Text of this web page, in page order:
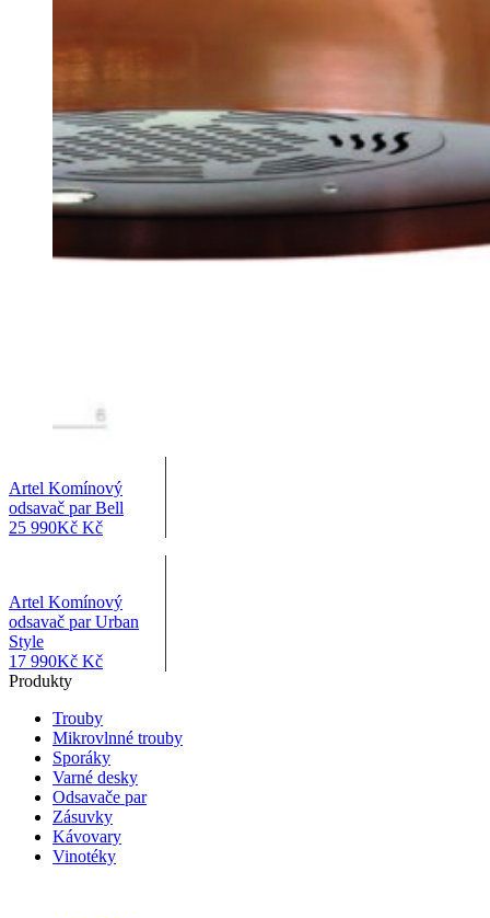
Artel Komínový
odsavač par Bell
25 990Kč Kč
Artel Komínový
odsavač par Urban
Style
17 990Kč Kč
Produkty
Trouby
Mikrovlnné trouby
Sporáky
Varné desky
Odsavače par
Zásuvky
Kávovary
Vinotéky